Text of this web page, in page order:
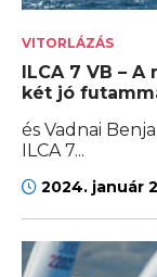
VITORLÁZÁS
ILCA 7 VB –
két jó
és Vadnai
ILCA 7...
2024. január